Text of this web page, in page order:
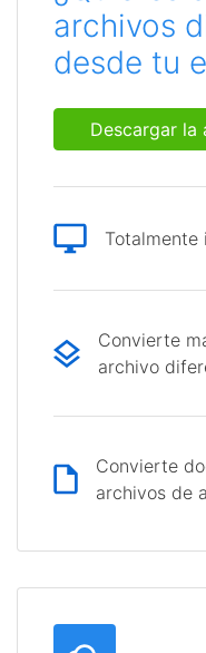
archivos
desde tu
Descargar la
Convierte
archivo
Convierte
archivos de